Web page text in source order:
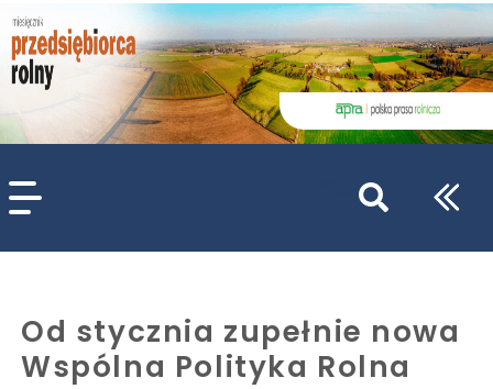
Od stycznia zupełnie nowa
Wspólna Polityka Rolna